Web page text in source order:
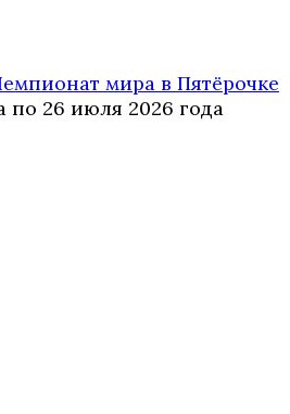
мира в Пятёрочке
по 26 июля 2026 года